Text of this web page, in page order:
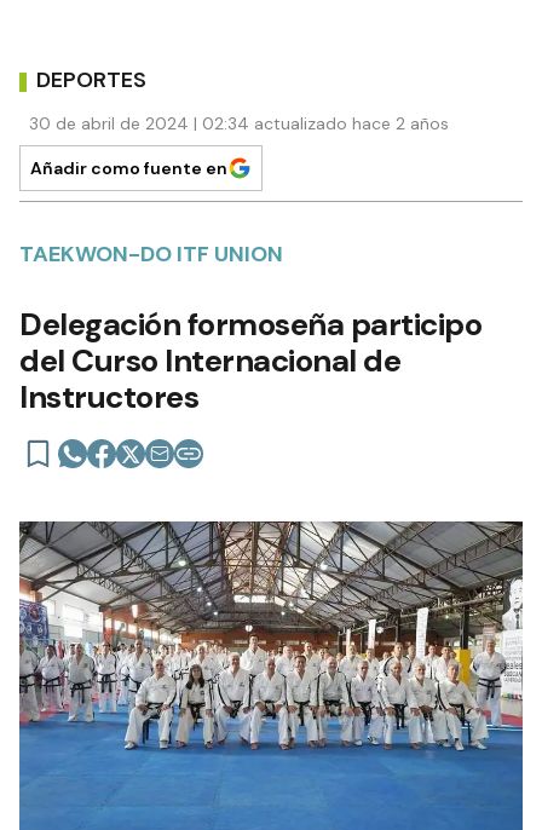
DEPORTES
30 de abril de 2024 | 02:34 actualizado hace 2 años
Añadir como fuente en
TAEKWON-DO ITF UNION
Delegación formoseña participo
del Curso Internacional de
Instructores